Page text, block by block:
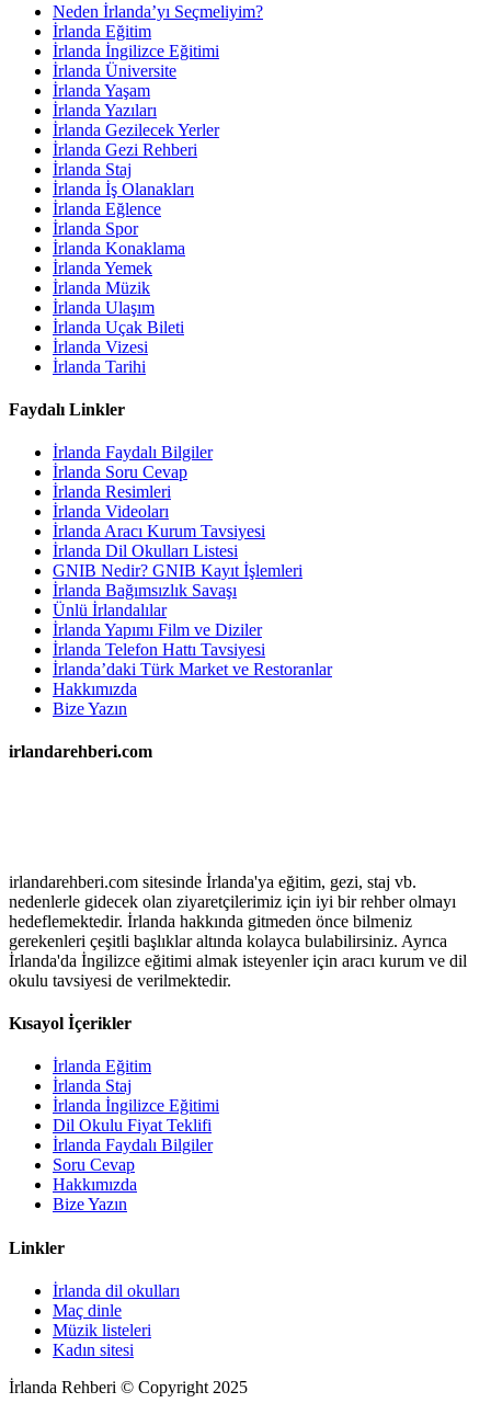
Neden İrlanda’yı Seçmeliyim?
İrlanda Eğitim
İrlanda İngilizce Eğitimi
İrlanda Üniversite
İrlanda Yaşam
İrlanda Yazıları
İrlanda Gezilecek Yerler
İrlanda Gezi Rehberi
İrlanda Staj
İrlanda İş Olanakları
İrlanda Eğlence
İrlanda Spor
İrlanda Konaklama
İrlanda Yemek
İrlanda Müzik
İrlanda Ulaşım
İrlanda Uçak Bileti
İrlanda Vizesi
İrlanda Tarihi
Faydalı Linkler
İrlanda Faydalı Bilgiler
İrlanda Soru Cevap
İrlanda Resimleri
İrlanda Videoları
İrlanda Aracı Kurum Tavsiyesi
İrlanda Dil Okulları Listesi
GNIB Nedir? GNIB Kayıt İşlemleri
İrlanda Bağımsızlık Savaşı
Ünlü İrlandalılar
İrlanda Yapımı Film ve Diziler
İrlanda Telefon Hattı Tavsiyesi
İrlanda’daki Türk Market ve Restoranlar
Hakkımızda
Bize Yazın
irlandarehberi.com
irlandarehberi.com sitesinde İrlanda'ya eğitim, gezi, staj vb.
nedenlerle gidecek olan ziyaretçilerimiz için iyi bir rehber olmayı
hedeflemektedir. İrlanda hakkında gitmeden önce bilmeniz
gerekenleri çeşitli başlıklar altında kolayca bulabilirsiniz. Ayrıca
İrlanda'da İngilizce eğitimi almak isteyenler için aracı kurum ve dil
okulu tavsiyesi de verilmektedir.
Kısayol İçerikler
İrlanda Eğitim
İrlanda Staj
İrlanda İngilizce Eğitimi
Dil Okulu Fiyat Teklifi
İrlanda Faydalı Bilgiler
Soru Cevap
Hakkımızda
Bize Yazın
Linkler
İrlanda dil okulları
Maç dinle
Müzik listeleri
Kadın sitesi
İrlanda Rehberi © Copyright 2025